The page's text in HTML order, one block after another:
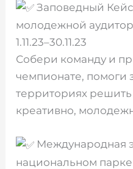
Заповедный
молодежной
1.11.23–30.11.23
Собери команду и
чемпионате, помоги
территориях
креативно,
Международная
национальном